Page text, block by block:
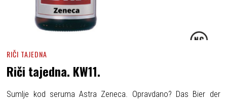
RIČI TAJEDNA
Riči tajedna. KW11.
Sumlje kod seruma Astra Zeneca. Opravdano? Das Bier der